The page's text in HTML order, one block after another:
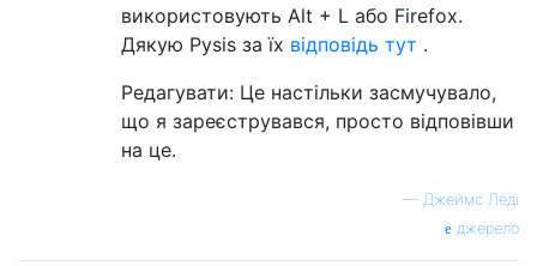
використовують Alt + L або Firefox.
Дякую Pysis за їх відповідь тут .
Редагувати: Це настільки засмучувало,
що я зареєструвався, просто відповівши
на це.
— Джеймс Леді
джерело